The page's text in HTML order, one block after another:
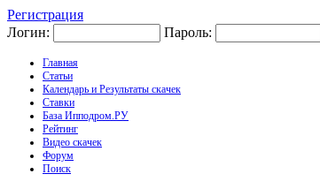
Регистрация
Логин:
Пароль:
Главная
Статьи
Календарь и Результаты скачек
Ставки
База Ипподром.РУ
Рейтинг
Видео скачек
Форум
Поиск